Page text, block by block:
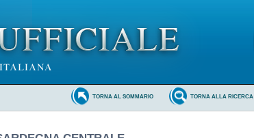
TORNA ALLA RICERCA
TORNA AL SOMMARIO